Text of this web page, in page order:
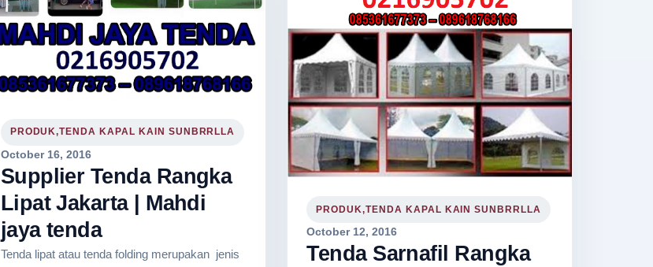
PRODUK,TENDA KAPAL KAIN SUNBRRLLA
October 16, 2016
Supplier Tenda Rangka
Lipat Jakarta | Mahdi
jaya tenda
Tenda lipat atau tenda folding merupakan jenis
PRODUK,TENDA KAPAL KAIN SUNBRRLLA
October 12, 2016
Tenda Sarnafil Rangka